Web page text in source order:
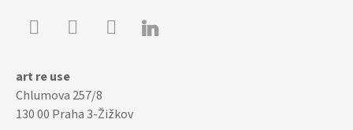

art re use
Chlumova 257/8
130 00 Praha 3-Žižkov